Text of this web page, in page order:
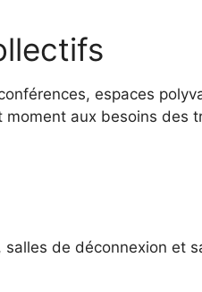
espaces
moment aux besoins des
de déconnexion et